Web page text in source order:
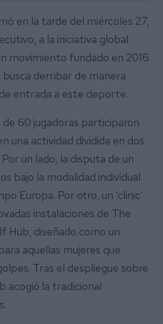
en la tarde del miércoles 27,
a la iniciativa global
movimiento fundado en 2016
derribar de manera
entrada a este deporte.
60 jugadoras participaron
una actividad dividida en dos
un lado, la disputa de un
bajo la modalidad individual
Europa. Por otro, un ‘clinic’
instalaciones de The
Hub, diseñado como un
aquellas mujeres que
Tras el despliegue sobre
acogió la tradicional